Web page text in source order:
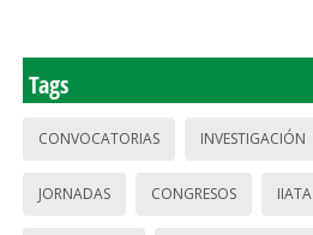
Tags
CONVOCATORIAS INVESTIGACIÓN
JORNADAS CONGRESOS IIATA